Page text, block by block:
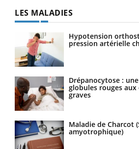
LES MALADIES
Hypotension
pression artérielle
Drépanocytose :
globules rouges aux
graves
Maladie de Charcot
amyotrophique)